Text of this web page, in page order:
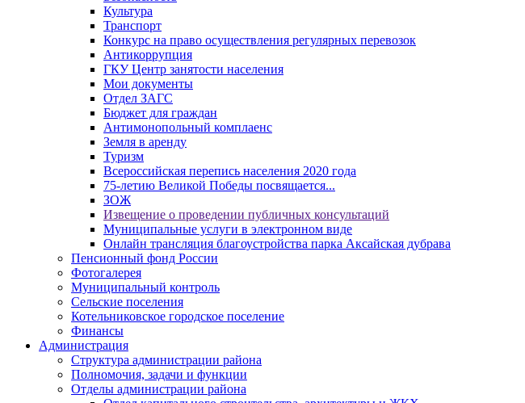
Культура
Транспорт
Конкурс на право осуществления регулярных перевозок
Антикоррупция
ГКУ Центр занятости населения
Мои документы
Отдел ЗАГС
Бюджет для граждан
Антимонопольный комплаенс
Земля в аренду
Туризм
Всероссийская перепись населения 2020 года
75-летию Великой Победы посвящается...
ЗОЖ
Извещение о проведении публичных консультаций
Муниципальные услуги в электронном виде
Онлайн трансляция благоустройства парка Аксайская дубрава
Пенсионный фонд России
Фотогалерея
Муниципальный контроль
Сельские поселения
Котельниковское городское поселение
Финансы
Администрация
Структура администрации района
Полномочия, задачи и функции
Отделы администрации района